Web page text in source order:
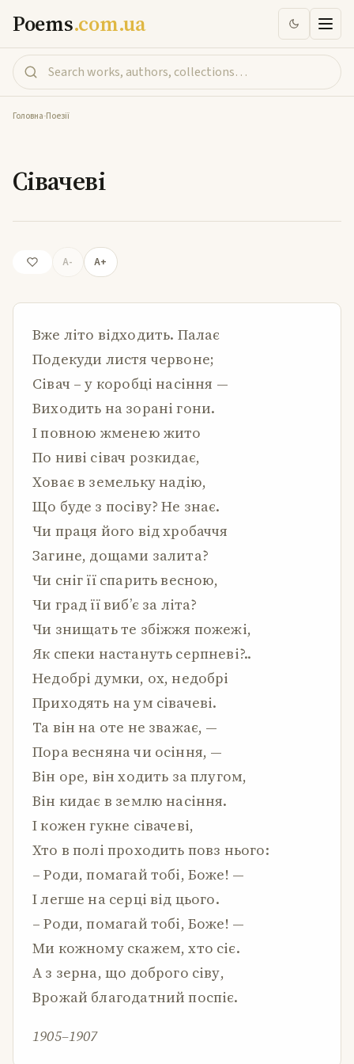
Poems.com.ua
Головна-Поезії
Сівачеві
A- A+
Вже літо відходить. Палає
Подекуди листя червоне;
Сівач – у коробці насіння —
Виходить на зорані гони.
І повною жменею жито
По ниві сівач розкидає,
Ховає в земельку надію,
Що буде з посіву? Не знає.
Чи праця його від хробаччя
Загине, дощами залита?
Чи сніг її спарить весною,
Чи град її виб’є за літа?
Чи знищать те збіжжя пожежі,
Як спеки настануть серпневі?..
Недобрі думки, ох, недобрі
Приходять на ум сівачеві.
Та він на оте не зважає, —
Пора весняна чи осіння, —
Він оре, він ходить за плугом,
Він кидає в землю насіння.
І кожен гукне сівачеві,
Хто в полі проходить повз нього:
– Роди, помагай тобі, Боже! —
І легше на серці від цього.
– Роди, помагай тобі, Боже! —
Ми кожному скажем, хто сіє.
А з зерна, що доброго сіву,
Врожай благодатний поспіє.
1905–1907